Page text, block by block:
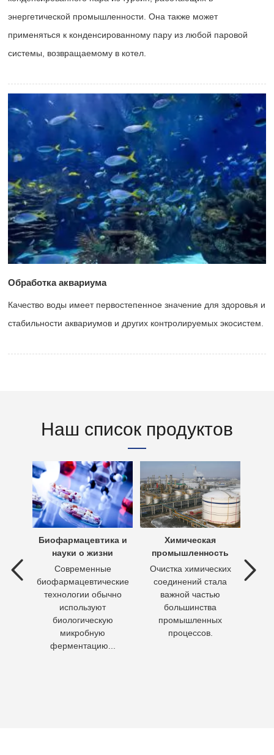
энергетической промышленности. Она также может
применяться к конденсированному пару из любой паровой
системы, возвращаемому в котел.
Обработка аквариума
Качество воды имеет первостепенное значение для здоровья и
стабильности аквариумов и других контролируемых экосистем.
Наш список продуктов
Биофармацевтика и
науки о жизни
Современные
биофармацевтические
технологии обычно
используют
биологическую
микробную
ферментацию...
Химическая
промышленность
Очистка химических
соединений стала
важной частью
большинства
промышленных
процессов.